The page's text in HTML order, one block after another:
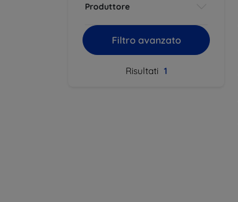
Produttore
Filtro avanzato
Risultati 1